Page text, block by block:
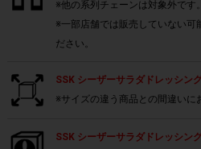
※他の系列チェーンは対象外です。
※一部店舗では販売していない可
ださい。
SSK シーザーサラダドレッシン
※サイズの違う商品との間違いに
SSK シーザーサラダドレッシン